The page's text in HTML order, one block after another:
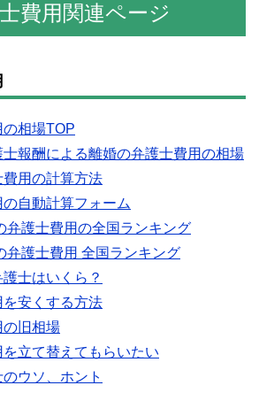
費用関連ページ
相場TOP
報酬による離婚の弁護士費用の相場
用の計算方法
自動計算フォーム
弁護士費用の全国ランキング
弁護士費用 全国ランキング
士はいくら？
安くする方法
の旧相場
立て替えてもらいたい
ウソ、ホント